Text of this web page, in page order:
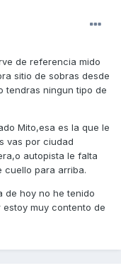
de referencia mido
sitio de sobras desde
tendras ningun tipo de
Mito,esa es la que le
vas por ciudad
autopista le falta
cuello para arriba.
de hoy no he tenido
muy contento de